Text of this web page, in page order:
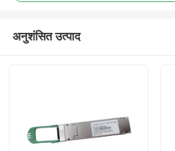
अनुशंसित उत्पाद